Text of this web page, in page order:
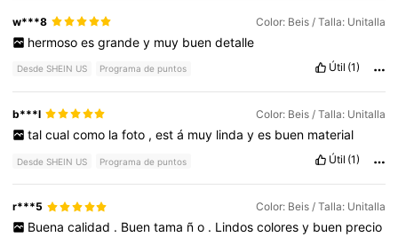
w***8 Color: Beis / Talla: Unitalla
hermoso es grande y muy buen detalle
Desde SHEIN US Programa de puntos Útil (1)
b***l Color: Beis / Talla: Unitalla
tal cual como la foto , est á muy linda y es buen material
Desde SHEIN US Programa de puntos Útil (1)
r***5 Color: Beis / Talla: Unitalla
Buena calidad . Buen tama ñ o . Lindos colores y buen precio